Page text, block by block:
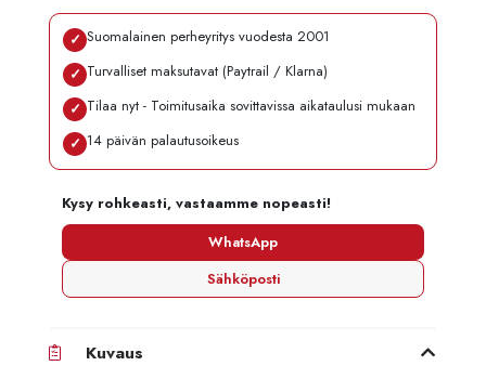
✓ Suomalainen perheyritys vuodesta 2001
✓ Turvalliset maksutavat (Paytrail / Klarna)
✓ Tilaa nyt - Toimitusaika sovittavissa aikataulusi mukaan
✓ 14 päivän palautusoikeus
Kysy rohkeasti, vastaamme nopeasti!
WhatsApp
Sähköposti
Kuvaus